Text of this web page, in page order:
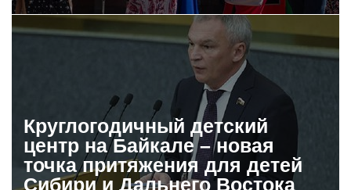
Круглогодичный детский
центр на Байкале – новая
точка притяжения для детей
Сибири и Дальнего Востока